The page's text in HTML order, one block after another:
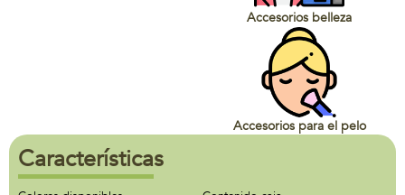
Accesorios belleza
Accesorios para el pelo
Características